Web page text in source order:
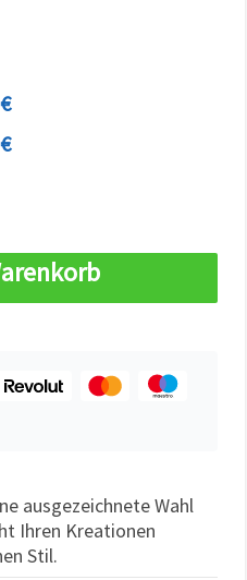
ausgezeichnete Wahl
Ihren Kreationen
Stil.